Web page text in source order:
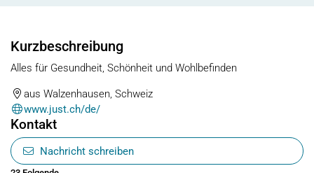
Kurzbeschreibung
Alles für Gesundheit, Schönheit und Wohlbefinden
aus Walzenhausen, Schweiz
www.just.ch/de/
Kontakt
Nachricht schreiben